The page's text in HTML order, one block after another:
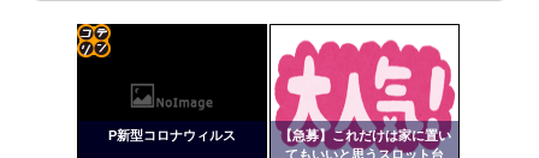
ますｗ」←これどうす...
【閲覧注意】俺が近くにいると機械が壊れるんだけどさ
【画像】ペプシコーラ社、「こういうのでいいんだよ」
な新商品を発売
P新型コロナウィルス
【急募】これだけは家に置い
てもいいと思うスロット台